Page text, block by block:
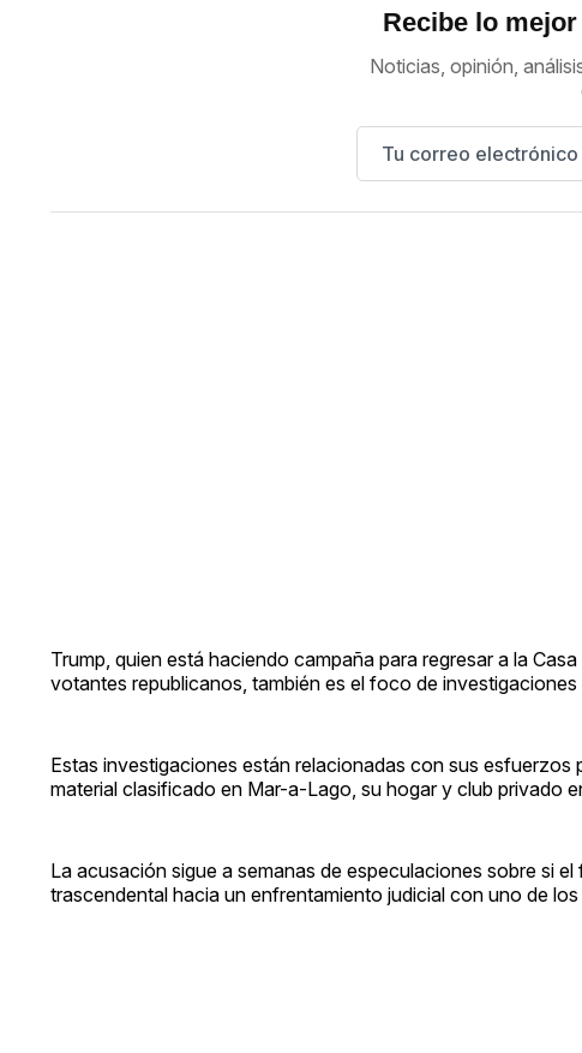
Recibe lo
Noticias, opinión,
Trump, quien está haciendo campaña para regresar a la
votantes republicanos, también es el foco de
Estas investigaciones están relacionadas con sus
material clasificado en Mar-a-Lago, su hogar y club privado
La acusación sigue a semanas de especulaciones sobre si
trascendental hacia un enfrentamiento judicial con uno de